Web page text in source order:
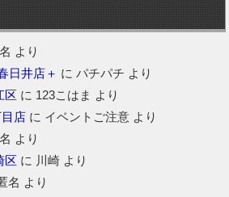
より
日井店＋ に パチパチ より
区 に 123こはま より
店に イベントご注意より
より
区 に 川崎より
名 より